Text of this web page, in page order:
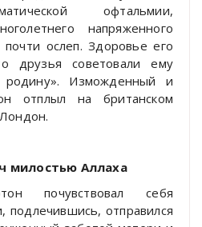
офтальмии,
напряженного
ослеп. Здоровье его
друзья советовали ему
родину». Изможденный и
отплыл на британском
милостью Аллаха
почувствовал себя
подлечившись, отправился